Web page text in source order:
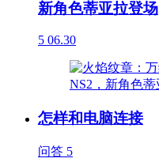
新角色蒂亚拉登场
5 06.30
怎样和电脑连接
问答 5